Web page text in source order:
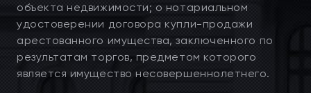
объекта недвижимости; о нотариальном
удостоверении договора купли-продажи
арестованного имущества, заключенного по
результатам торгов, предметом которого
является имущество несовершеннолетнего.